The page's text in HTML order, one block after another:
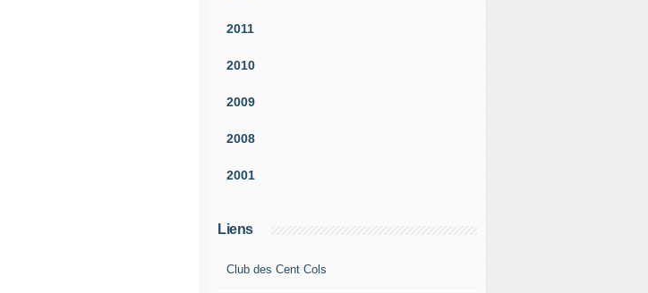
2011
2010
2009
2008
2001
Liens
Club des Cent Cols